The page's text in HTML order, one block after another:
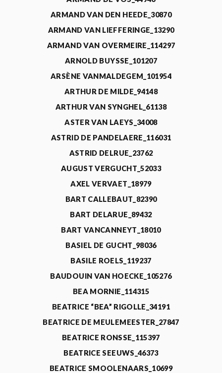
ARMAND VAN DEN HEEDE_30870
ARMAND VAN LIEFFERINGE_13290
ARMAND VAN OVERMEIRE_114297
ARNOLD BUYSSE_101207
ARSÈNE VANMALDEGEM_101954
ARTHUR DE MILDE_94148
ARTHUR VAN SYNGHEL_61138
ASTER VAN LAEYS_34008
ASTRID DE PANDELAERE_116031
ASTRID DELRUE_23762
AUGUST VERGUCHT_52033
AXEL VERVAET_18979
BART CALLEBAUT_82390
BART DELARUE_89432
BART VANCANNEYT_18010
BASIEL DE GUCHT_98036
BASILE ROELS_119237
BAUDOUIN VAN HOECKE_105276
BEA MORNIE_114315
BEATRICE “BEA” RIGOLLE_34191
BEATRICE DE MEULEMEESTER_27847
BEATRICE RONSSE_115397
BEATRICE SEEUWS_46373
BEATRICE SMOOLENAARS_10699